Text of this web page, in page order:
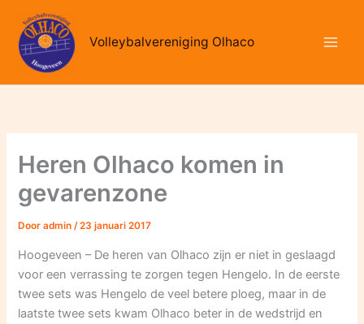
naar
inhoud
Volleybalvereniging Olhaco
Heren Olhaco komen in
gevarenzone
Dooradmin/23 januari 2017
Hoogeveen – De heren van Olhaco zijn er niet in geslaagd
voor een verrassing te zorgen tegen Hengelo. In de eerste
twee sets was Hengelo de veel betere ploeg, maar in de
laatste twee sets kwam Olhaco beter in de wedstrijd en